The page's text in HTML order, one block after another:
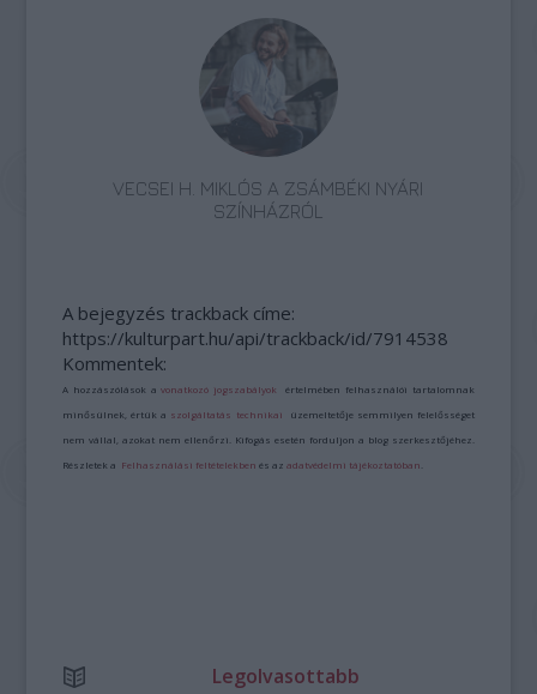
VECSEI H. MIKLÓS A ZSÁMBÉKI NYÁRI
SZÍNHÁZRÓL
A bejegyzés trackback címe:
https://kulturpart.hu/api/trackback/id/7914538
Kommentek:
A hozzászólások avonatkozó jogszabályok értelmében felhasználói tartalomnak
minősülnek, értük a szolgáltatás technikai üzemeltetője semmilyen felelősséget
nem vállal, azokat nem ellenőrzi. Kifogás esetén forduljon a blog szerkesztőjéhez.
Részletek a Felhasználási feltételekben és azadatvédelmi tájékoztatóban
Legolvasottabb